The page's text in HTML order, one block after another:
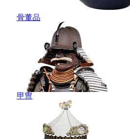
骨董品
甲冑